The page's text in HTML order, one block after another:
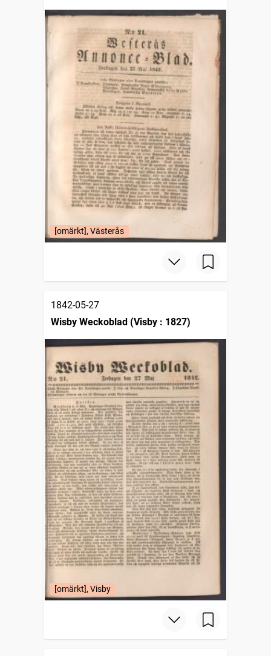
[omärkt], Västerås
1842-05-27
Wisby Weckoblad (Visby : 1827)
[omärkt], Visby